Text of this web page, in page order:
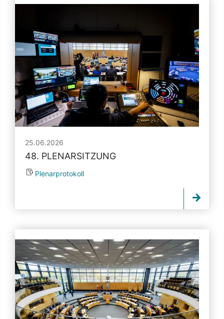
25.06.2026
48. PLENARSITZUNG
Plenarprotokoll